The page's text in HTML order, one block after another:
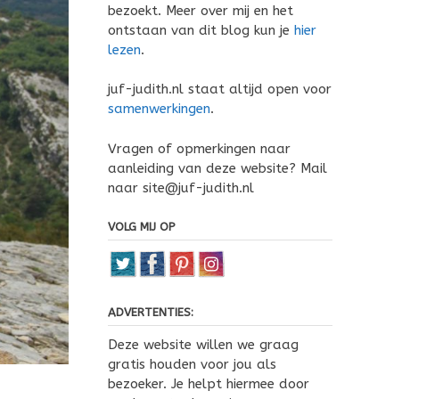
bezoekt. Meer over mij en het
ontstaan van dit blog kun je hier
lezen.
juf-judith.nl staat altijd open voor
samenwerkingen.
Vragen of opmerkingen naar
aanleiding van deze website? Mail
naar site@juf-judith.nl
VOLG MIJ OP
ADVERTENTIES:
Deze website willen we graag
gratis houden voor jou als
bezoeker. Je helpt hiermee door